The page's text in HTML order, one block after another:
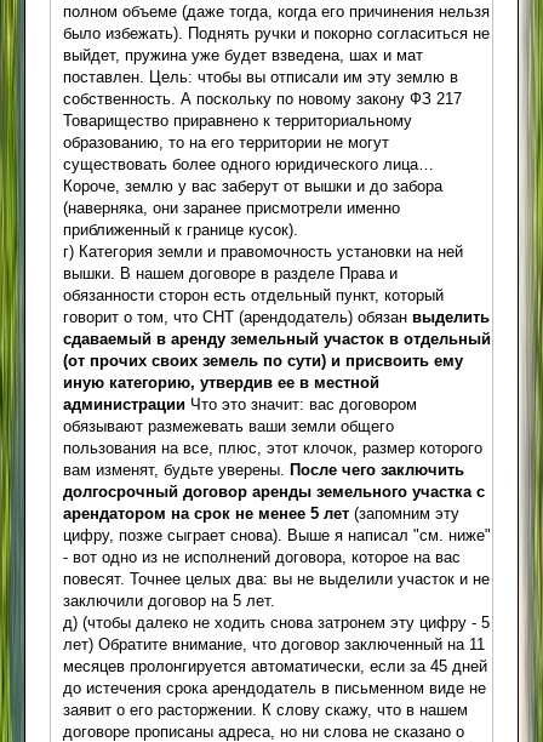
полном объеме (даже тогда, когда его причинения нельзя
было избежать). Поднять ручки и покорно согласиться не
выйдет, пружина уже будет взведена, шах и мат
поставлен. Цель: чтобы вы отписали им эту землю в
собственность. А поскольку по новому закону ФЗ 217
Товарищество приравнено к территориальному
образованию, то на его территории не могут
существовать более одного юридического лица…
Короче, землю у вас заберут от вышки и до забора
(наверняка, они заранее присмотрели именно
приближенный к границе кусок).
г) Категория земли и правомочность установки на ней
вышки. В нашем договоре в разделе Права и
обязанности сторон есть отдельный пункт, который
говорит о том, что СНТ (арендодатель) обязан выделить
сдаваемый в аренду земельный участок в отдельный
(от прочих своих земель по сути) и присвоить ему
иную категорию, утвердив ее в местной
администрации Что это значит: вас договором
обязывают размежевать ваши земли общего
пользования на все, плюс, этот клочок, размер которого
вам изменят, будьте уверены.
После чего заключить
долгосрочный договор аренды земельного участка с
арендатором на срок не менее 5 лет (запомним эту
цифру, позже сыграет снова). Выше я написал "см. ниже"
- вот одно из не исполнений договора, которое на вас
повесят. Точнее целых два: вы не выделили участок и не
заключили договор на 5 лет.
д) (чтобы далеко не ходить снова затронем эту цифру - 5
лет) Обратите внимание, что договор заключенный на 11
месяцев пролонгируется автоматически, если за 45 дней
до истечения срока арендодатель в письменном виде не
заявит о его расторжении. К слову скажу, что в нашем
договоре прописаны адреса, но ни слова не сказано о